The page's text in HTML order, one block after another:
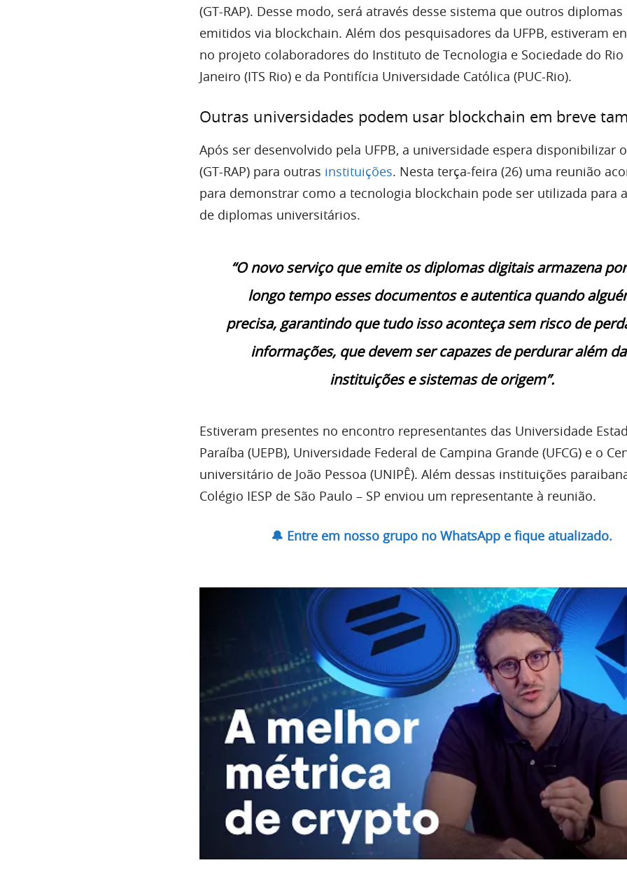
(GT-RAP). Desse modo, será através desse sistema que outros diplomas
emitidos via blockchain. Além dos pesquisadores da UFPB, estiveram
no projeto colaboradores do Instituto de Tecnologia e Sociedade do Rio
Janeiro (ITS Rio) e da Pontifícia Universidade Católica (PUC-Rio).
Outras universidades podem usar blockchain em breve
Após ser desenvolvido pela UFPB, a universidade espera disponibilizar
(GT-RAP) para outras instituições. Nesta terça-feira (26) uma reunião
para demonstrar como a tecnologia blockchain pode ser utilizada para
de diplomas universitários.
“O novo serviço que emite os diplomas digitais armazena
longo tempo esses documentos e autentica quando
precisa, garantindo que tudo isso aconteça sem risco de
informações, que devem ser capazes de perdurar além
instituições e sistemas de origem”.
Estiveram presentes no encontro representantes das Universidade
Paraíba (UEPB), Universidade Federal de Campina Grande (UFCG) e o
universitário de João Pessoa (UNIPÊ). Além dessas instituições
Colégio IESP de São Paulo – SP enviou um representante à reunião.
🔔 Entre em nosso grupo no WhatsApp e fique atualizado.